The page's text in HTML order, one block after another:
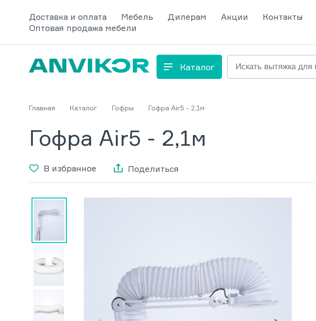
Доставка и оплата Мебель Дилерам Акции
Контакты
Оптовая продажа мебели
Каталог
Главная Каталог Гофры Гофра Air5 - 2,1м
Гофра Air5 - 2,1м
В избранное Поделиться